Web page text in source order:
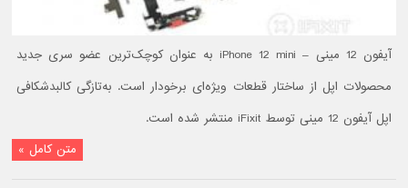
آیفون 12 مینی – iPhone 12 mini به عنوان کوچک‌ترین عضو سری جدید
محصولات اپل از ساختار قطعات ویژه‌ای برخودار است. به‌تازگی کالبدشکافی
اپل آیفون 12 مینی توسط iFixit منتشر شده است.
متن کامل »